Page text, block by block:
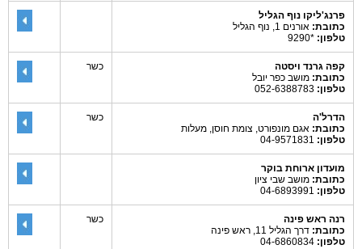
פרנג'ליקו נוף הגליל
כתובת: אורנים 1, נוף הגליל
טלפון: *9290
קפה גרנד ויסטה
כתובת: מושב כפר יובל
טלפון:
כשר
הדרל'ה
כתובת: אגם מונפורט, צומת חוסן, מעלות
טלפון:
כשר
מועדון ארוחת בוקר
כתובת: מושב שבי ציון
טלפון:
רנה ראש פינה
כתובת: דרך הגליל 11, ראש פינה
טלפון:
כשר